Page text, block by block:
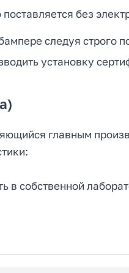
без
следуя
установку
главным
в собственной